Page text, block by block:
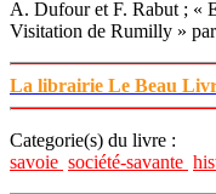
A. Dufour et F. Rabut ; «
Visitation de Rumilly »
La librairie Le Beau
Categorie(s) du livre :
savoie société-savante